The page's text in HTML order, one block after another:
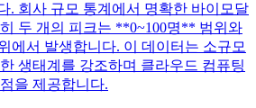
. 회사 규모 통계에서 명확한 바이모달
두 개의 피크는 **0~100명** 범위와
에서 발생합니다. 이 데이터는 소규모
생태계를 강조하며 클라우드 컴퓨팅
을 제공합니다.